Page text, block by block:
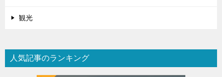
観光
人気記事のランキング